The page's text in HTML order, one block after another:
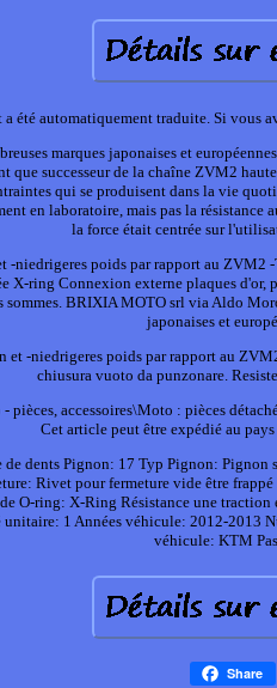
été automatiquement traduite. Si vous
marques japonaises et
successeur de la chaîne ZVM2
qui se produisent dans la vie
en laboratoire, mais pas la résistance
la force était centrée sur
-niedrigeres poids par rapport au ZVM2
X-ring Connexion externe plaques
BRIXIA MOTO srl via Aldo
japonaises et
et -niedrigeres poids par rapport au
chiusura vuoto da punzonare.
pièces, accessoires\Moto : pièces
Cet article peut être expédié au
de dents Pignon: 17 Typ Pignon: Pignon
Rivet pour fermeture vide être frappé
O-ring: X-Ring Résistance une
unitaire: 1 Années véhicule: 2012-2013
véhicule: KTM
Share